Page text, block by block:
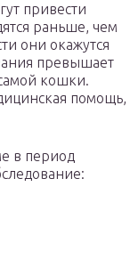
привести
раньше, чем
они окажутся
превышает
кошки.
помощь,
в период